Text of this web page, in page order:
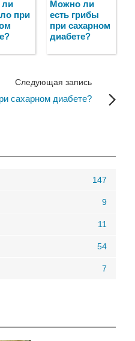
при
Можно ли
есть грибы
при сахарном
диабете?
Следующая запись
сахарном диабете?
147
9
11
54
7